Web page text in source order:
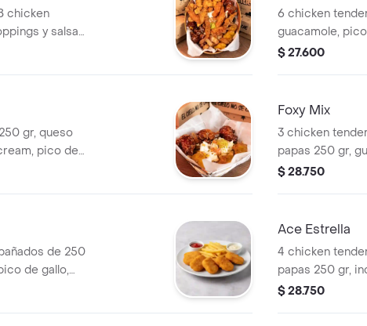
chicken
y salsas
6 chicken
guacamole,
sour cream y
$ 27.600
gr, queso
pico de
Foxy Mix
3 chicken
papas 250 gr,
queso rallado,
$ 28.750
de 250
de gallo,
salsas a tu
Ace Estrella
4 chicken
papas 250 gr,
rayado, pico de
$ 28.750